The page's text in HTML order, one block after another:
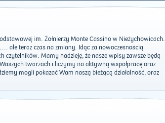
im. Żołnierzy Monte Cassino w Nieżychowicach.
ale teraz czas na zmiany. Idąc za nowoczesnością
czytelników. Mamy nadzieję, że nasze wpisy zawsze będą
twarzach i liczymy na aktywną współpracę oraz
mogli pokazać Wam naszą bieżącą działalność, oraz
2011 2012 2015 | 2016 |